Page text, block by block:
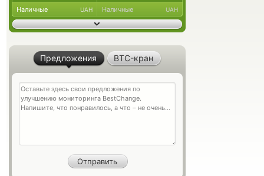
Наличные UAH Наличные UAH
Предложения BTC-кран